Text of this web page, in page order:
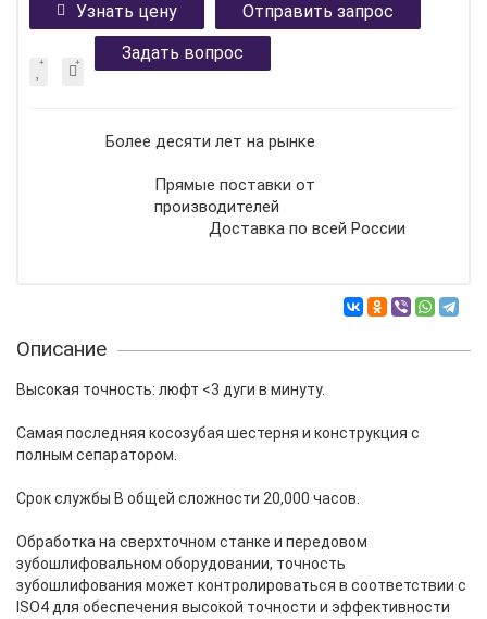
Узнать цену
Отправить запрос
Задать вопрос
Более десяти лет на рынке
Прямые поставки от
производителей
Доставка по всей России
Описание
Высокая точность: люфт <3 дуги в минуту.
Самая последняя косозубая шестерня и конструкция с
полным сепаратором.
Срок службы В общей сложности 20,000 часов.
Обработка на сверхточном станке и передовом
зубошлифовальном оборудовании, точность
зубошлифования может контролироваться в соответствии с
ISO4 для обеспечения высокой точности и эффективности